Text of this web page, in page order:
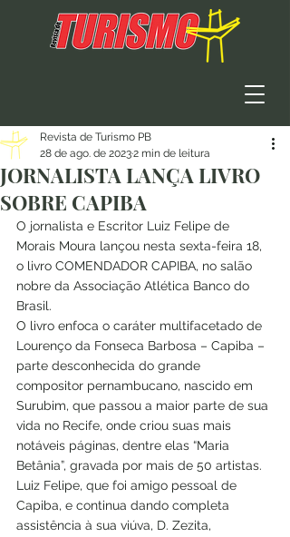
JORNALISTA LANÇA LIVRO
SOBRE CAPIBA
Revista de Turismo PB
28 de ago. de 20232 min de leitura
O jornalista e Escritor Luiz Felipe de
Morais Moura lançou nesta sexta-feira 18,
o livro COMENDADOR CAPIBA, no salão
nobre da Associação Atlética Banco do
Brasil.
O livro enfoca o caráter multifacetado de
Lourenço da Fonseca Barbosa – Capiba –
parte desconhecida do grande
compositor pernambucano, nascido em
Surubim, que passou a maior parte de sua
vida no Recife, onde criou suas mais
notáveis páginas, dentre elas “Maria
Betânia”, gravada por mais de 50 artistas.
Luiz Felipe, que foi amigo pessoal de
Capiba, e continua dando completa
assistência à sua viúva, D. Zezita,